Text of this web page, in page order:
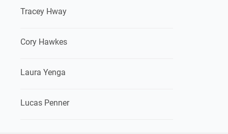
Tracey Hway
Cory Hawkes
Laura Yenga
Lucas Penner